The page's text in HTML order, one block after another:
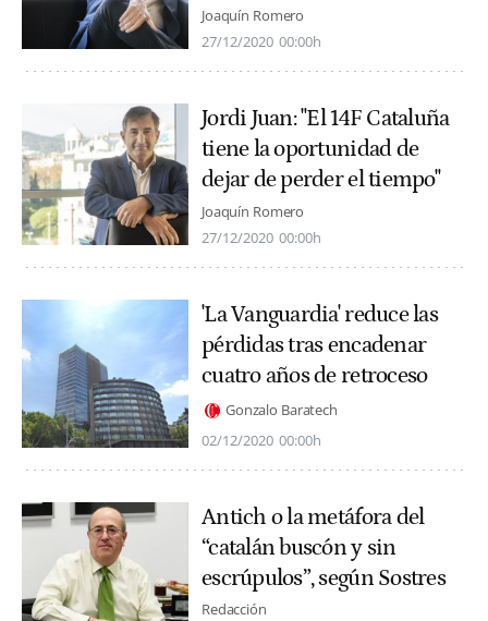
Joaquín Romero
27/12/2020 00:00h
Jordi Juan: "El 14F Cataluña
tiene la oportunidad de
dejar de perder el tiempo"
Joaquín Romero
27/12/2020 00:00h
'La Vanguardia' reduce las
pérdidas tras encadenar
cuatro años de retroceso
Gonzalo Baratech
02/12/2020 00:00h
Antich o la metáfora del
“catalán buscón y sin
escrúpulos”, según Sostres
Redacción